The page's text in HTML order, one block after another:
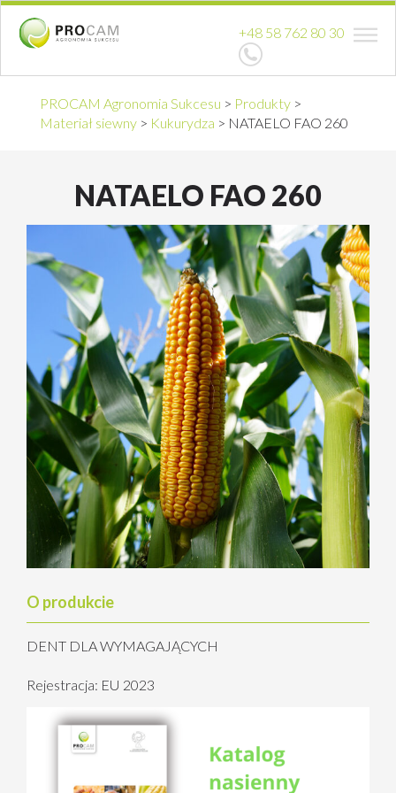
+48 58 762 80 30
PROCAM Agronomia Sukcesu > Produkty >
Materiał siewny > Kukurydza > NATAELO FAO 260
NATAELO FAO 260
O produkcie
DENT DLA WYMAGAJĄCYCH
Rejestracja: EU 2023